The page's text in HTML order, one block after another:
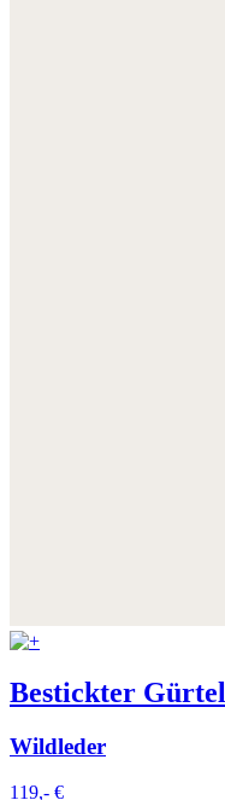
Bestickter Gürtel
Wildleder
119,- €